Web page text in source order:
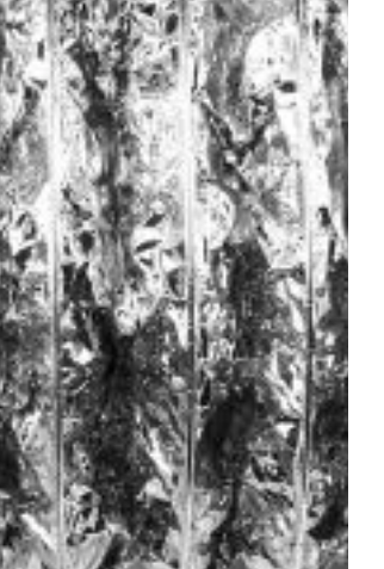
20 | 10 | 2020
Jak bezpiecznie dostarczyć węgiel do
klienta?
Ogrzewanie domu to istotny element
jego użytkowania, do którego realizacji
potrzebny jest odpowiedni materiał
opałowy. Jednym z nich jest węgiel, […]